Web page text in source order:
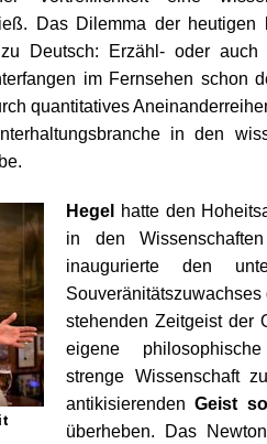
Das Dilemma der heutigen
Deutsch: Erzähl- oder
im Fernsehen schon
quantitatives
in den
Hegel
hatte den
in den
inaugurierte den
stehenden Zeitgeist der
eigene
strenge Wissenschaft
antikisierendenGeist
überheben. Das